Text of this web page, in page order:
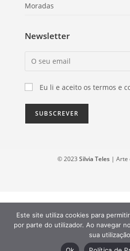
Moradas
Newsletter
Eu li e aceito os termos e
© 2023 Silvia Teles| Arte
Este site utiliza cookies para
por parte do utilizador. Ao navegar
sua